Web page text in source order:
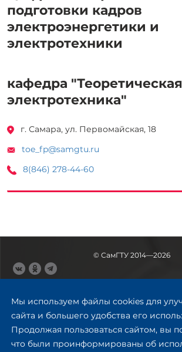
подготовки кадров
электроэнергетики и
электротехники
кафедра
электротехника"
г. Самара, ул. Первомайская, 18
toe_fp@samgtu.ru
8(846) 278-44-60
Мы используем файлы cookies для
сайта и большего удобства его
Продолжая пользоваться сайтом, вы
что были проинформированы об
© СамГТУ 2014—2026
443100, Самара
Ул. Молодогвардейская, 244,
главный корпус
8 (846) 278-43-11
rector@samgtu.ru